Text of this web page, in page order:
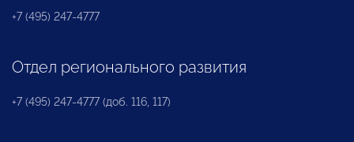
+7 (495) 247-4777
Отдел регионального развития
+7 (495) 247-4777 (доб. 116, 117)